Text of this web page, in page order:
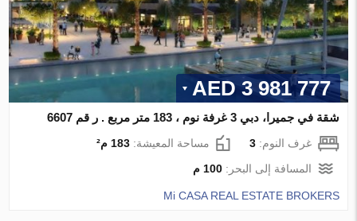
3 981 777 AED
شقة في جميرا، دبي 3 غرفة نوم ، 183 متر مربع . ر قم 6607
غرف النوم:3 مساحة المعيشة:183 م²
المسافة إلى البحر:100 م
Mi CASA REAL ESTATE BROKERS